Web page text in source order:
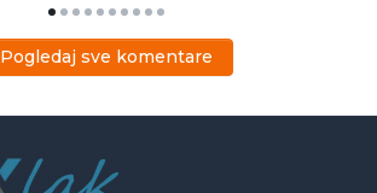
Pogledaj sve komentare